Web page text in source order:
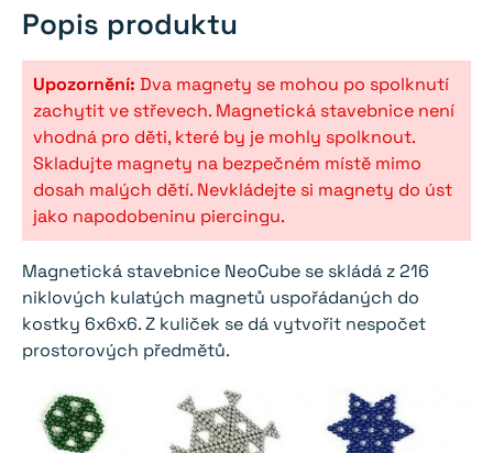
kuliček)
množství
Popis produktu
Upozornění: Dva magnety se mohou po spolknutí
zachytit ve střevech. Magnetická stavebnice není
vhodná pro děti, které by je mohly spolknout.
Skladujte magnety na bezpečném místě mimo
dosah malých dětí. Nevkládejte si magnety do úst
jako napodobeninu piercingu.
Magnetická stavebnice NeoCube se skládá z 216
niklových kulatých magnetů uspořádaných do
kostky 6x6x6. Z kuliček se dá vytvořit nespočet
prostorových předmětů.